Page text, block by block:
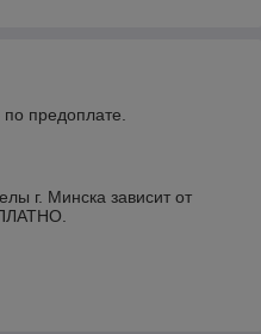
предоплате.
г. Минска зависит от